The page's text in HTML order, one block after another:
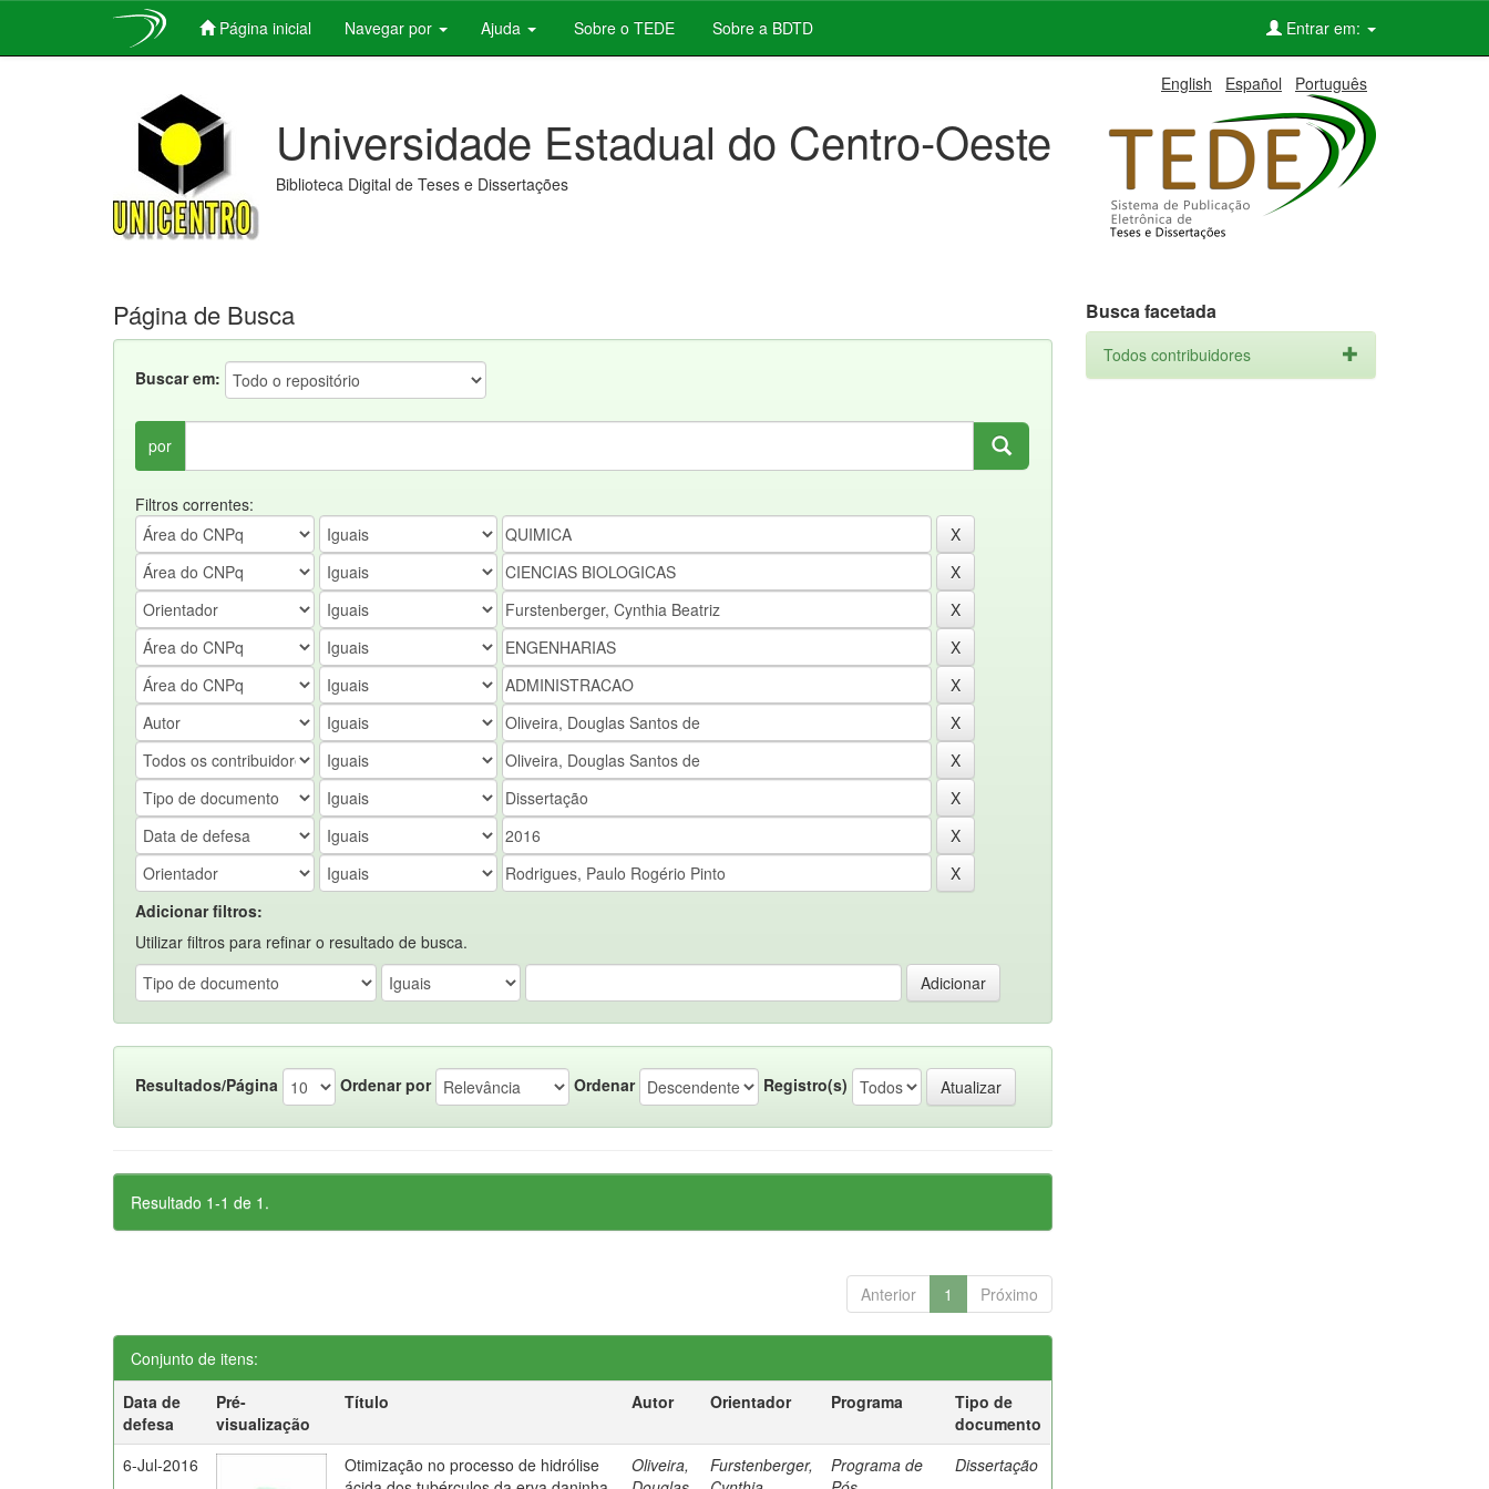
Página inicial Navegar por Ajuda Sobre o TEDE Sobre a BDTD Entrar em:
English Español Português
Universidade Estadual do Centro-Oeste
Biblioteca Digital de Teses e Dissertações
Página de Busca
Buscar em:
por
Filtros correntes:
Adicionar filtros:
Utilizar filtros para refinar o resultado de busca.
Resultados/Página Ordenar por Ordenar Registro(s)
Resultado 1-1 de 1.
Anterior 1 Próximo
Conjunto de itens:
Data de
defesa
Pré-
visualização
Título Autor Orientador Programa
Tipo de
documento
6-Jul-2016
Otimização no processo de hidrólise
Oliveira,
Furstenberger,
Programa de
Dissertação
Busca facetada
Todos contribuidores